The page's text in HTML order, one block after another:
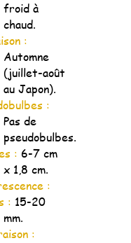
froid à
chaud.
:
Automne
(juillet-août
au Japon).
:
Pas de
pseudobulbes.
: 6-7 cm
x 1,8 cm.
:
: 15-20
mm.
: